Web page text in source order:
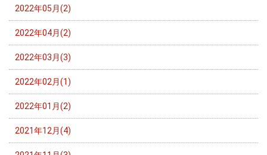
2022年05月(2)
2022年04月(2)
2022年03月(3)
2022年02月(1)
2022年01月(2)
2021年12月(4)